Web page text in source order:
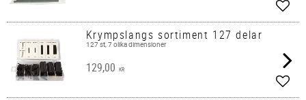
Add
Krympslangs sortiment 127 delar
127 st, 7 olika dimensioner
129,00 KR
Add